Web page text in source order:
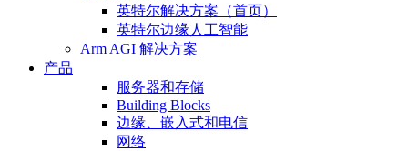
英特尔解决方案（首页）
英特尔边缘人工智能
Arm AGI 解决方案
产品
服务器和存储
Building Blocks
边缘、嵌入式和电信
网络